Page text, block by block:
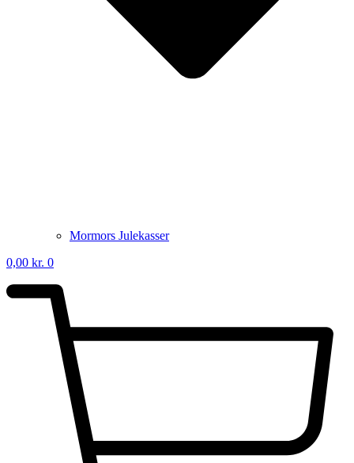
Mormors Julekasser
0,00 kr. 0